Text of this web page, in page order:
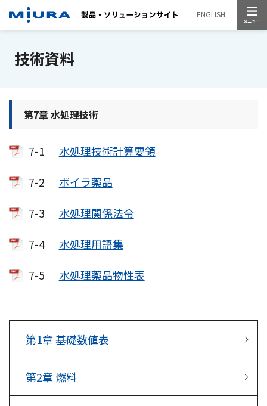
ENGLISH
技術資料
第7章 水処理技術
7-1
水処理技術計算要領
7-2
ボイラ薬品
7-3
水処理関係法令
7-4
水処理用語集
7-5
水処理薬品物性表
第1章基礎数値表
第2章燃料